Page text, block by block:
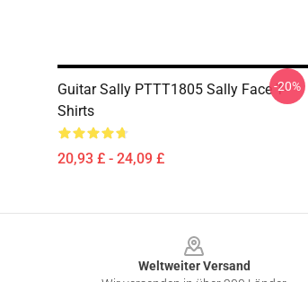
Guitar Sally PTTT1805 Sally Face T-
Shirts
20,93 £ - 24,09 £
-20%
Weltweiter Versand